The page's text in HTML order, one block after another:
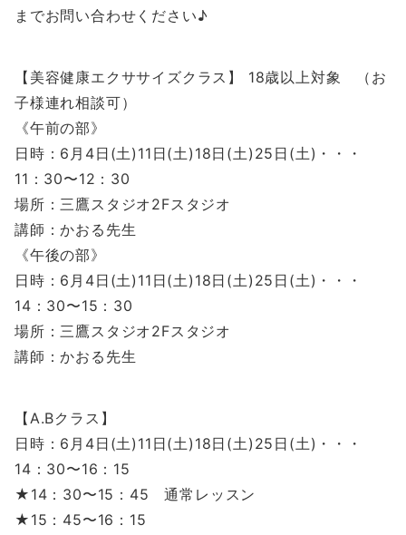
までお問い合わせください♪
【美容健康エクササイズクラス】 18歳以上対象 （お
子様連れ相談可）
《午前の部》
日時：6月4日(土)11日(土)18日(土)25日(土)・・・
11：30〜12：30
場所：三鷹スタジオ2Fスタジオ
講師：かおる先生
《午後の部》
日時：6月4日(土)11日(土)18日(土)25日(土)・・・
14：30〜15：30
場所：三鷹スタジオ2Fスタジオ
講師：かおる先生
【A.Bクラス】
日時：6月4日(土)11日(土)18日(土)25日(土)・・・
14：30〜16：15
★14：30〜15：45 通常レッスン
★15：45〜16：15